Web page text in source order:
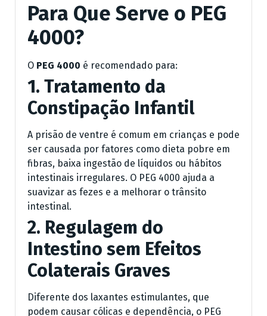
Para Que Serve o PEG
4000?
O PEG 4000 é recomendado para:
1. Tratamento da
Constipação Infantil
A prisão de ventre é comum em crianças e pode
ser causada por fatores como dieta pobre em
fibras, baixa ingestão de líquidos ou hábitos
intestinais irregulares. O PEG 4000 ajuda a
suavizar as fezes e a melhorar o trânsito
intestinal.
2. Regulagem do
Intestino sem Efeitos
Colaterais Graves
Diferente dos laxantes estimulantes, que
podem causar cólicas e dependência, o PEG